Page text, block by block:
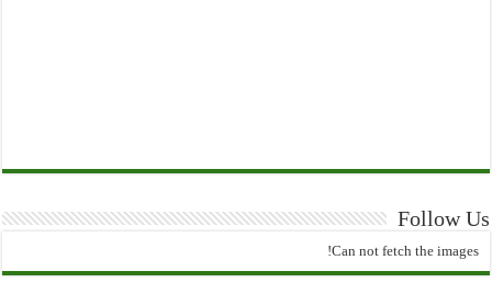
Follow Us
Can not fetch the images!